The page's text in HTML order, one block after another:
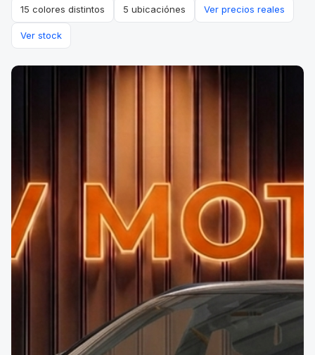
15 colores distintos 5 ubicaciónes Ver precios reales
Ver stock